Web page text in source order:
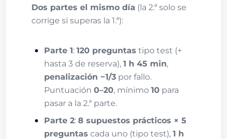
Dos partes el mismo día (la 2.ª solo se
corrige si superas la 1.ª):
Parte 1: 120 preguntas tipo test (+
hasta 3 de reserva), 1 h 45 min,
penalización −1/3 por fallo.
Puntuación 0–20, mínimo 10 para
pasar a la 2.ª parte.
Parte 2: 8 supuestos prácticos × 5
preguntas cada uno (tipo test), 1 h